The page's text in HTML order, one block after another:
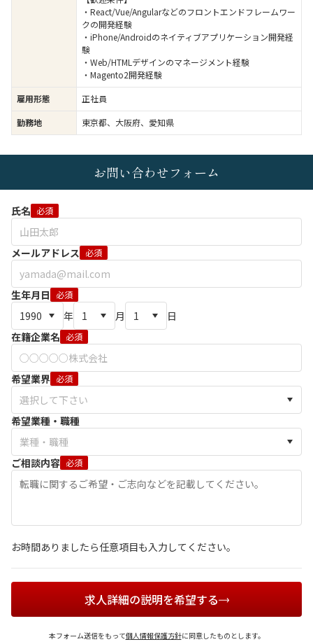
・React/Vue/Angularなどのフロントエンドフレームワー
クの開発経験
・iPhone/Androidのネイティブアプリケーション開発経
験
・Web/HTMLデザインのマネージメント経験
・Magento2開発経験
雇用形態
正社員
勤務地
東京都、大阪府、愛知県
お問い合わせフォーム
氏名 必須
メールアドレス 必須
生年月日 必須
年 月
日
在籍企業名 必須
希望業界 必須
希望業種・職種
ご相談内容 必須
お時間ありましたら任意項目も入力してください。
求人詳細の説明を希望する
本フォーム送信をもって個人情報保護方針に同意したものとします。